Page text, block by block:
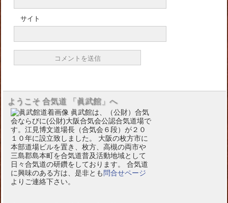
サイト
ようこそ 合気道 「眞武館」へ
眞武館は、（公財）合気
会ならびに(公財)大阪合気会公認合気道場で
す。江見博文道場長（合気会６段）が２０
１０年に設立致しました。 大阪の枚方市に
本部道場ビルを置き、枚方、高槻の両市や
三島郡島本町を合気道普及活動地域として
日々合気道の研鑽をしております。 合気道
に興味のある方は、是非とも 問合せページ
よりご連絡下さい。